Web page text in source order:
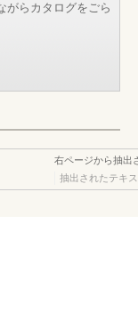
がらカタログをごら
右ページから抽出
抽出されたテキ